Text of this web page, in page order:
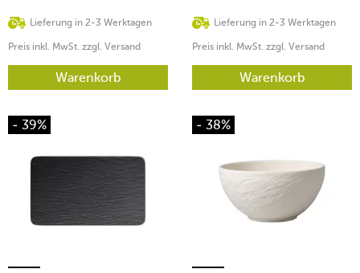
Lieferung in 2-3 Werktagen
Preis inkl. MwSt. zzgl. Versand
Warenkorb
Lieferung in 2-3 Werktagen
Preis inkl. MwSt. zzgl. Versand
Warenkorb
- 39% - 38%